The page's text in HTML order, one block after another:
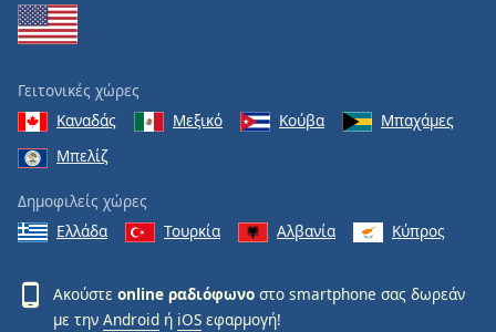
Γειτονικές χώρες
Καναδάς
Μεξικό Κούβα
Μπαχάμες
Μπελίζ
Δημοφιλείς χώρες
Ελλάδα
Τουρκία Αλβανία Κύπρος
Ακούστε online ραδιόφωνο στο smartphone σας δωρεάν
με την Android ή iOS εφαρμογή!